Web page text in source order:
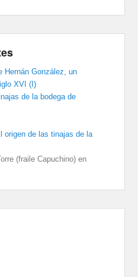
Hernán González, un
XVI (I)
de la bodega de
origen de las tinajas de la
(fraile Capuchino) en